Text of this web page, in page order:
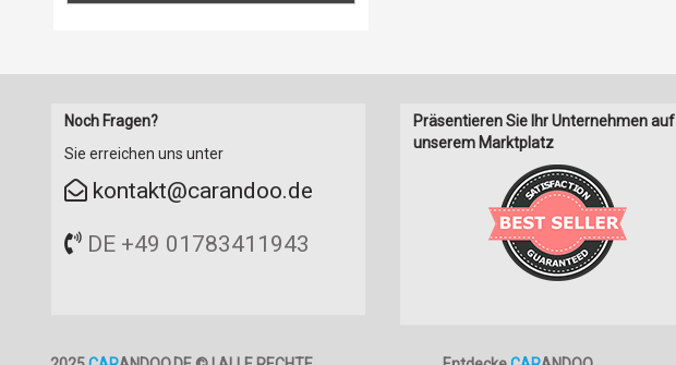
Noch Fragen?
Sie erreichen uns unter
kontakt@carandoo.de
DE +49 01783411943
Präsentieren Sie Ihr Unternehmen auf
unserem Marktplatz